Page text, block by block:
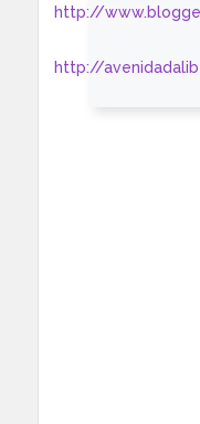
http://
http://